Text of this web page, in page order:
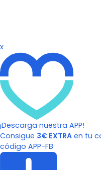
x
¡Descarga nuestra APP!
Consigue 3€ EXTRA en tu
código APP-FB